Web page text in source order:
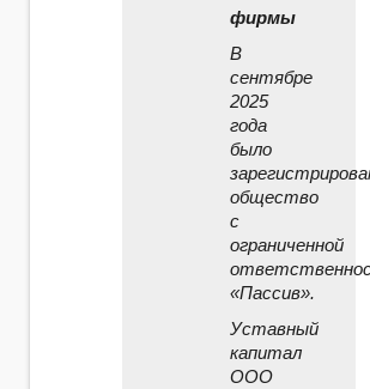
фирмы
В
сентябре
2025
года
было
общество
с
ограниченной
«Пассив».
Уставный
капитал
ООО